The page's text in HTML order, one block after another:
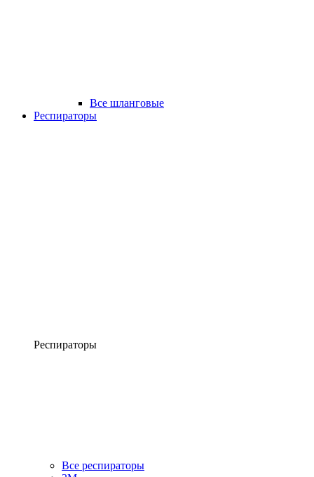
Все шланговые
Респираторы
Респираторы
Все респираторы